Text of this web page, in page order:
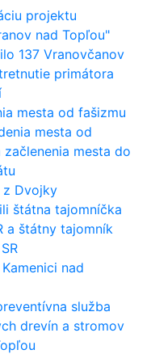
projektu
nad Topľou"
137 Vranovčanov
primátora
mesta od fašizmu
mesta od
mesta do
z Dvojky
štátna tajomníčka
a štátny tajomník
nad
služba
drevín a stromov